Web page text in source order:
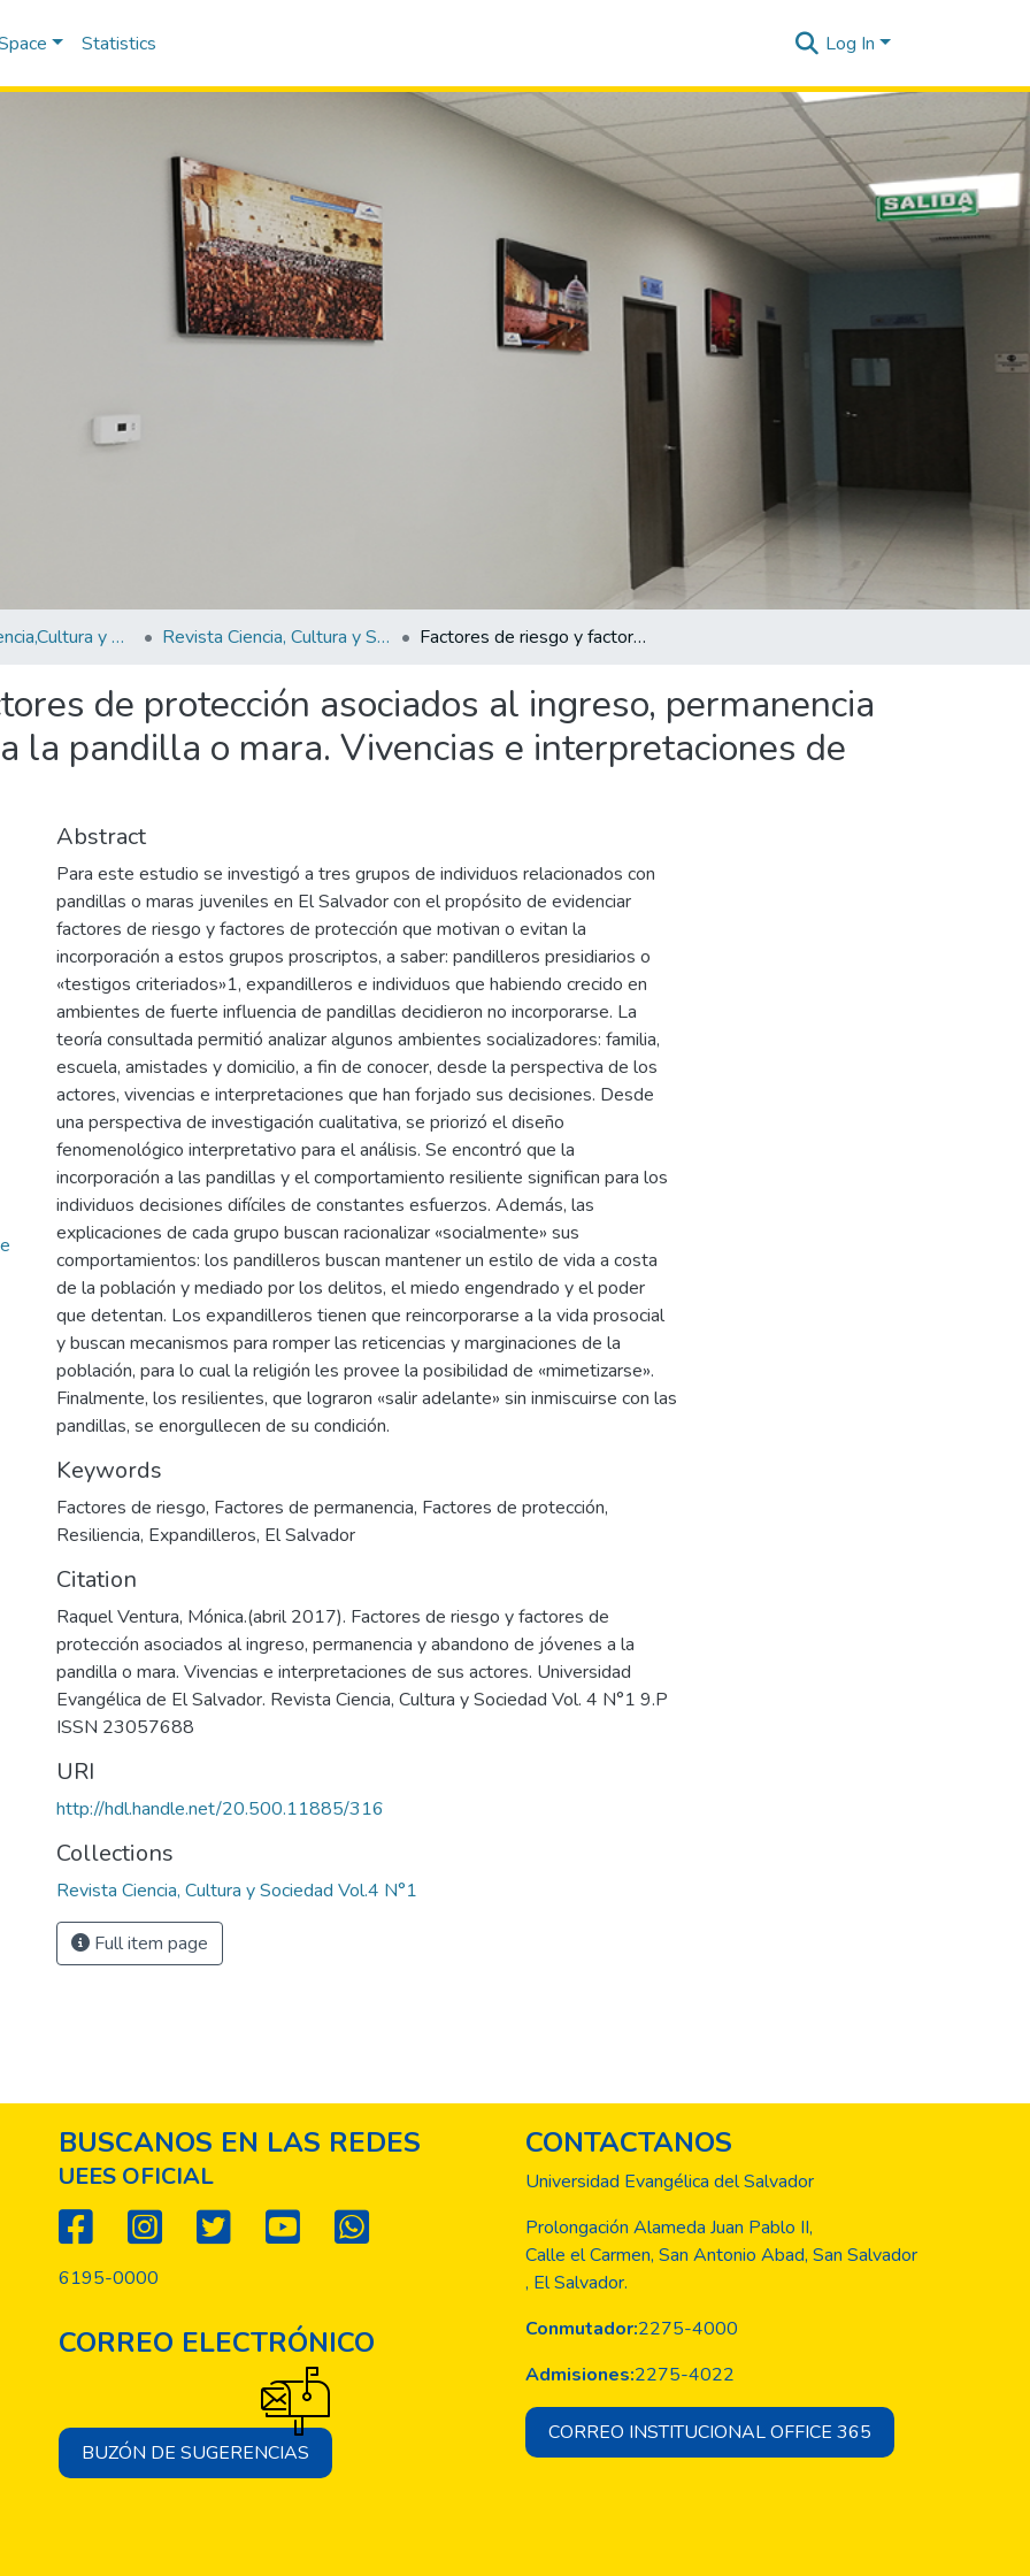
Statistics Log In
Revistas Ciencia,Cultura y Sociedad Revista Ciencia, Cultura y Sociedad Vol.4 N°1 Factores de riesgo y factores de protección asociados al ingreso, permanencia y abandono de jóvenes a la pandilla o mara. Vivencias e interpretaciones de sus actores.
de protección asociados al ingreso, permanencia
la pandilla o mara. Vivencias e interpretaciones de
Abstract
Para este estudio se investigó a tres grupos de individuos relacionados con
pandillas o maras juveniles en El Salvador con el propósito de evidenciar
factores de riesgo y factores de protección que motivan o evitan la
incorporación a estos grupos proscriptos, a saber: pandilleros presidiarios o
«testigos criteriados»1, expandilleros e individuos que habiendo crecido en
ambientes de fuerte influencia de pandillas decidieron no incorporarse. La
teoría consultada permitió analizar algunos ambientes socializadores: familia,
escuela, amistades y domicilio, a fin de conocer, desde la perspectiva de los
actores, vivencias e interpretaciones que han forjado sus decisiones. Desde
una perspectiva de investigación cualitativa, se priorizó el diseño
fenomenológico interpretativo para el análisis. Se encontró que la
incorporación a las pandillas y el comportamiento resiliente significan para los
individuos decisiones difíciles de constantes esfuerzos. Además, las
explicaciones de cada grupo buscan racionalizar «socialmente» sus
comportamientos: los pandilleros buscan mantener un estilo de vida a costa
de la población y mediado por los delitos, el miedo engendrado y el poder
que detentan. Los expandilleros tienen que reincorporarse a la vida prosocial
y buscan mecanismos para romper las reticencias y marginaciones de la
población, para lo cual la religión les provee la posibilidad de «mimetizarse».
Finalmente, los resilientes, que lograron «salir adelante» sin inmiscuirse con las
pandillas, se enorgullecen de su condición.
Keywords
Factores de riesgo, Factores de permanencia, Factores de protección,
Resiliencia, Expandilleros, El Salvador
Citation
Raquel Ventura, Mónica.(abril 2017). Factores de riesgo y factores de
protección asociados al ingreso, permanencia y abandono de jóvenes a la
pandilla o mara. Vivencias e interpretaciones de sus actores. Universidad
Evangélica de El Salvador. Revista Ciencia, Cultura y Sociedad Vol. 4 N°1 9.P
ISSN 23057688
URI
http://hdl.handle.net/20.500.11885/316
Collections
Revista Ciencia, Cultura y Sociedad Vol.4 N°1
Full item page
BUSCANOS EN LAS REDES
UEES OFICIAL
6195-0000
CORREO ELECTRÓNICO
BUZÓN DE SUGERENCIAS
CONTACTANOS
Universidad Evangélica del Salvador
Prolongación Alameda Juan Pablo II,
Calle el Carmen, San Antonio Abad, San Salvador
, El Salvador.
Conmutador:2275-4000
Admisiones:2275-4022
CORREO INSTITUCIONAL OFFICE 365